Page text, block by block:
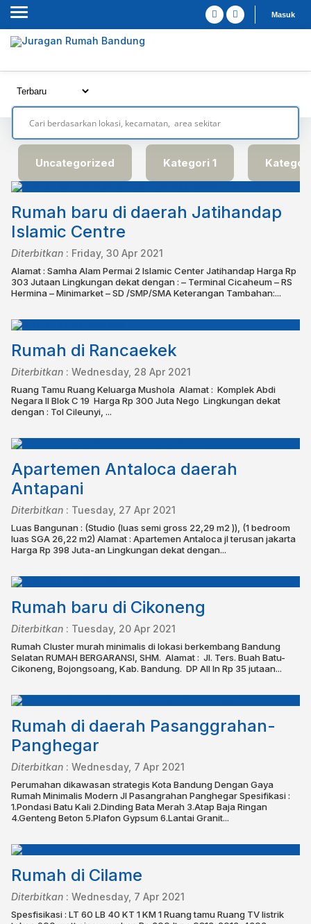
Masuk
Uncategorized Kategori 1
Rumah baru di daerah Jatihandap
Islamic Centre
Diterbitkan : Friday, 30 Apr 2021
Alamat : Samha Alam Permai 2 Islamic Center Jatihandap Harga Rp
303 Jutaan Lingkungan dekat dengan : – Terminal Cicaheum – RS
Hermina – Minimarket – SD /SMP/SMA Keterangan Tambahan:...
Rumah di Rancaekek
Diterbitkan : Wednesday, 28 Apr 2021
Ruang Tamu⁣ Ruang Keluarga⁣ Mushola⁣ ⁣ Alamat : ⁣ Komplek Abdi
Negara II Blok C 19⁣ ⁣ Harga Rp 300 Juta Nego⁣ ⁣ Lingkungan dekat
dengan :⁣ Tol Cileunyi, ⁣...
Apartemen Antaloca daerah
Antapani
Diterbitkan : Tuesday, 27 Apr 2021
Luas Bangunan : (Studio (luas semi gross 22,29 m2 )), (1 bedroom
luas SGA 26,22 m2) Alamat : Apartemen Antaloca jl terusan jakarta
Harga Rp 398 Juta-an Lingkungan dekat dengan...
Rumah baru di Cikoneng
Diterbitkan : Tuesday, 20 Apr 2021
Rumah Cluster murah minimalis di lokasi berkembang Bandung
Selatan RUMAH BERGARANSI, SHM.⁣ ⁣ Alamat : ⁣ Jl. Ters. Buah Batu-
Cikoneng, Bojongsoang, Kab. Bandung.⁣⁣⁣ ⁣ DP All In Rp 35 jutaan...
Rumah di daerah Pasanggrahan-
Panghegar
Diterbitkan : Wednesday, 7 Apr 2021
Perumahan dikawasan strategis Kota Bandung Dengan Gaya
Rumah Minimalis Modern Jl Pasangrahan Panghegar Spesifikasi :
1.Pondasi Batu Kali 2.Dinding Bata Merah 3.Atap Baja Ringan
4.Genteng Beton 5.Plafon Gypsum 6.Lantai Granit...
Rumah di Cilame
Diterbitkan : Wednesday, 7 Apr 2021
Spesfisikasi : LT 60 LB 40 KT 1 KM 1 Ruang tamu Ruang TV listrik